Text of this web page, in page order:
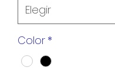
Color *